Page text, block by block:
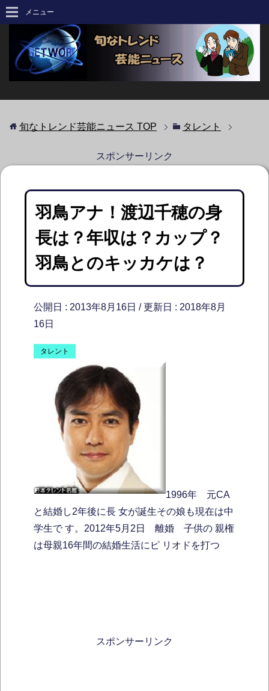
メニュー
旬なトレンド芸能ニュース TOP タレント
スポンサーリンク
羽鳥アナ！渡辺千穂の身
長は？年収は？カップ？
羽鳥とのキッカケは？
公開日 : 2013年8月16日 / 更新日 : 2018年8月
16日
タレント
1996年 元CA
と結婚し2年後に長 女が誕生その娘も現在は中
学生で す。2012年5月2日 離婚 子供の 親権
は母親16年間の結婚生活にピ リオドを打つ
スポンサーリンク